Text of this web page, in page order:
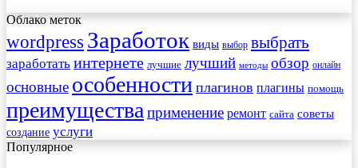
Облако меток
wordpress Заработок виды выбор выбрать
заработать интернете лучшие лучший методы обзор онлайн
основные особенности плагинов плагины помощь
преимущества применение ремонт сайта советы
создание услуги
Популярное